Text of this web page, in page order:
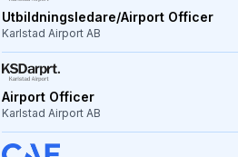
Utbildningsledare/Airport Officer
Karlstad Airport AB
Airport Officer
Karlstad Airport AB